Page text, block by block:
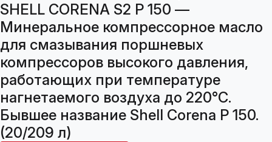
SHELL CORENA S2 P 150 —
Минеральное компрессорное масло
для смазывания поршневых
компрессоров высокого давления,
работающих при температуре
нагнетаемого воздуха до 220°C.
Бывшее название Shell Corena P 150.
(20/209 л)